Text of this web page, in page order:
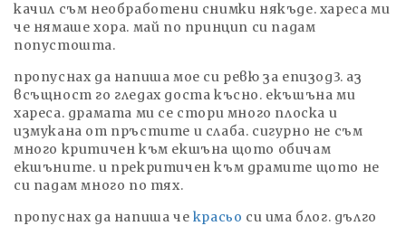
качил съм необработени снимки някъде. хареса ми
че нямаше хора. май по принцип си падам
попустошта.
пропуснах да напиша мое си ревю за епизод3. аз
всъщност го гледах доста късно. екъшъна ми
хареса. драмата ми се стори много плоска и
измукана от пръстите и слаба. сигурно не съм
много критичен към екшъна щото обичам
екшъните. и прекритичен към драмите щото не
си падам много по тях.
пропуснах да напиша че красьо си има блог. дълго